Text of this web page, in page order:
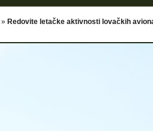
» Redovite letačke aktivnosti lovačkih